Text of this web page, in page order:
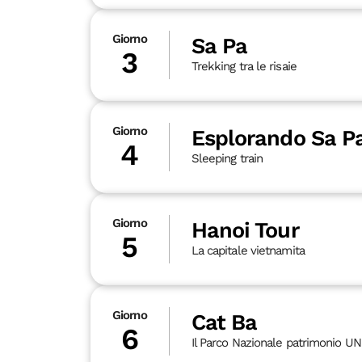
Giorno
3 Sa Pa
Trekking tra le risaie
Giorno
4 Esplorando Sa
Sleeping train
Giorno
5 Hanoi Tour
La capitale vietnamita
Giorno
6 Cat Ba
Il Parco Nazionale patrimonio